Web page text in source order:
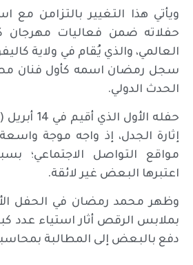
ويأتي هذا التغيير بالتزامن مع
حفلاته ضمن فعاليات مهرجان
العالمي، والذي يُقام في ولاية
سجل رمضان اسمه كأول فنان
الحدث الدولي.
حفله الأول
إثارة الجدل، إذ واجه موجة
مواقع التواصل الاجتماعي؛
اعتبرها البعض غير لائقة.
وظهر محمد رمضان في الحفل
بملابس الرقص أثار استياء عدد
دفع بالبعض إلى المطالبة